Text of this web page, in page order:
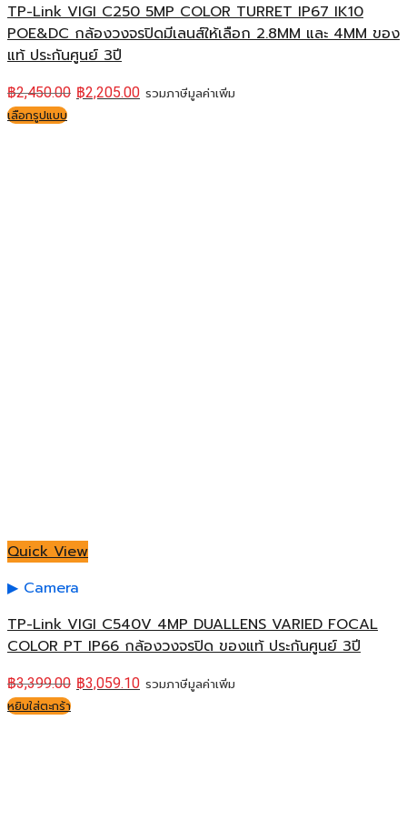
TP-Link VIGI C250 5MP COLOR TURRET IP67 IK10
POE&DC กล้องวงจรปิดมีเลนส์ให้เลือก 2.8MM และ 4MM ของ
แท้ ประกันศูนย์ 3ปี
฿2,450.00 ฿2,205.00 รวมภาษีมูลค่าเพิ่ม
เลือกรูปแบบ
Quick View
Camera
TP-Link VIGI C540V 4MP DUALLENS VARIED FOCAL
COLOR PT IP66 กล้องวงจรปิด ของแท้ ประกันศูนย์ 3ปี
฿3,399.00 ฿3,059.10 รวมภาษีมูลค่าเพิ่ม
หยิบใส่ตะกร้า